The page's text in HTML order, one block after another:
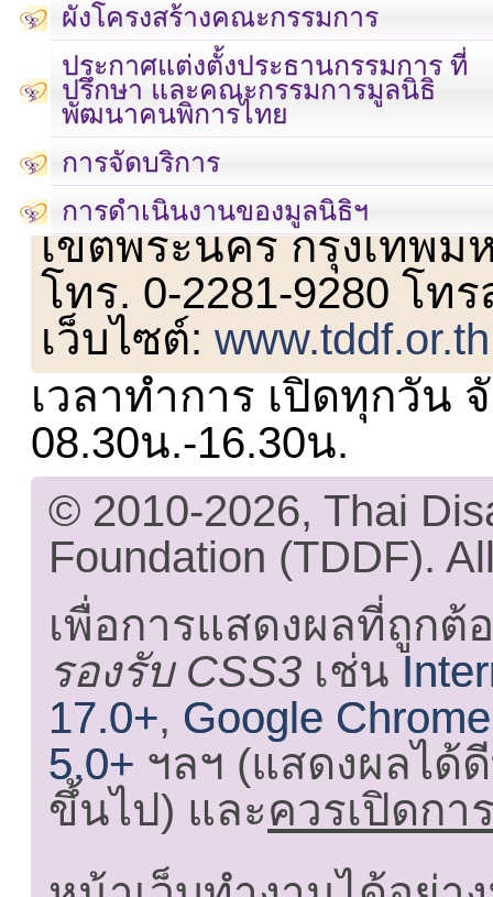
ผังโครงสร้างคณะกรรมการ
ประกาศแต่งตั้งประธานกรรมการ ที่
ปรึกษา และคณะกรรมการมูลนิธิ
พัฒนาคนพิการไทย
การจัดบริการ
การดำเนินงานของมูลนิธิฯ
เลขที่ 23 ชั้น 2 ถนนวิ
เขตพระนคร กรุงเทพม
โทร. 0-2281-9280 โท
เว็บไซต์:www.tddf.or.th
เวลาทำการ เปิดทุกวัน
08.30น.-16.30น.
© 2010-2026, Thai
Foundation (TDDF).
เพื่อการแสดงผลที่ถูกต้
รองรับ CSS3 เช่น
17.0+, Google
5.0+ ฯลฯ (แสดงผลได้
ขึ้นไป) และควรเปิดกา